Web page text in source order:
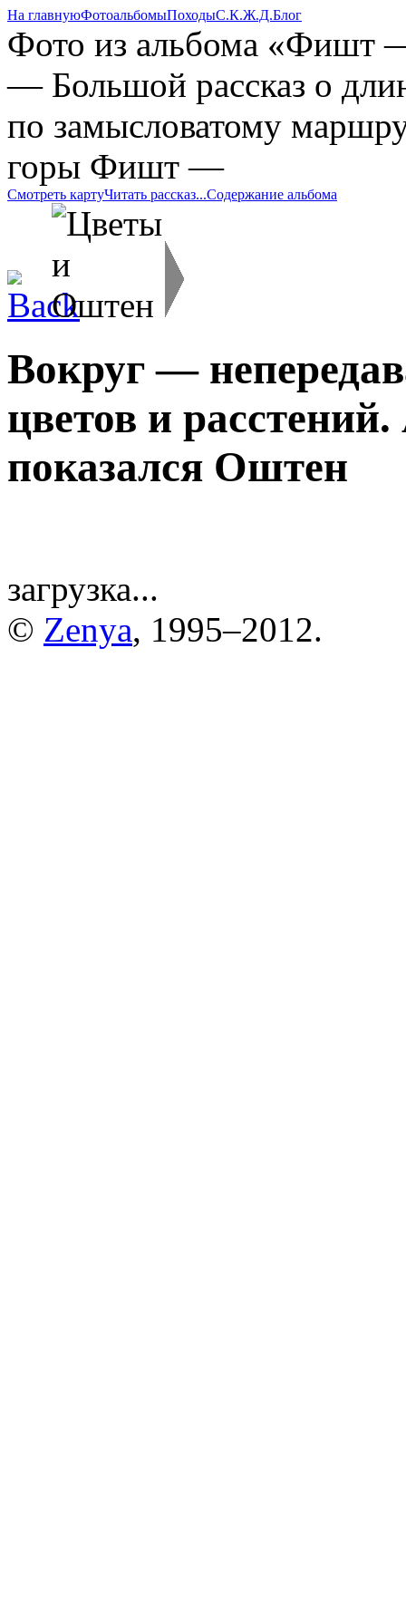
На главнуюФотоальбомыПоходыС.К.Ж.Д.Блог
Фото из альбома «Фишт
— Большой рассказ о
по замысловатому
горы Фишт —
Смотреть картуЧитать рассказ...Содержание альбома
Вокруг —
цветов и
показался Оштен
загрузка...
© Zenya, 1995–2012.